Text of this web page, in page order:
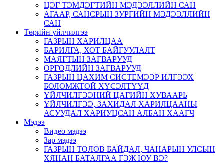
ЦЭГ ТЭМДЭГТИЙН МЭДЭЭЛЛИЙН САН
АГААР, САНСРЫН ЗУРГИЙН МЭДЭЭЛЛИЙН
САН
Төрийн үйлчилгээ
ГАЗРЫН ХАРИЛЦАА
БАРИЛГА, ХОТ БАЙГУУЛАЛТ
МАЯГТЫН ЗАГВАРУУД
ӨРГӨДЛИЙН ЗАГВАРУУД
ГАЗРЫН ЦАХИМ СИСТЕМЭЭР ИЛГЭЭХ
БОЛОМЖТОЙ ХҮСЭЛТҮҮД
ҮЙЛЧИЛГЭЭНИЙ ЦАГИЙН ХУВААРЬ
ҮЙЛЧИЛГЭЭ, ЗАХИДАЛ ХАРИЛЦААНЫ
АСУУДАЛ ХАРИУЦСАН АЛБАН ХААГЧ
Мэдээ
Видео мэдээ
Зар мэдээ
ГАЗРЫН ТӨЛӨВ БАЙДАЛ, ЧАНАРЫН УЛСЫН
ХЯНАН БАТАЛГАА ГЭЖ ЮУ ВЭ?